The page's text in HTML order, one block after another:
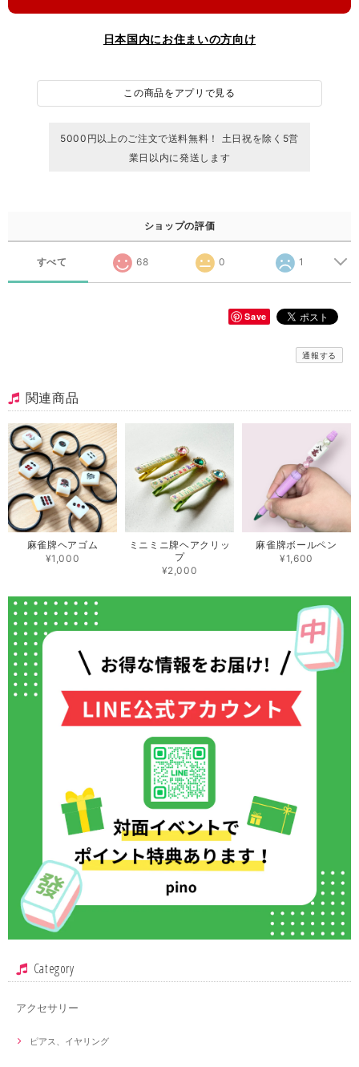
日本国内にお住まいの方向け
この商品をアプリで見る
5000円以上のご注文で送料無料！ 土日祝を除く5営
業日以内に発送します
ショップの評価
すべて 68 0 1
Save
通報する
関連商品
麻雀牌ヘアゴム
¥1,000
ミニミニ牌ヘアクリッ
プ
¥2,000
麻雀牌ボールペン
¥1,600
Category
アクセサリー
ピアス、イヤリング